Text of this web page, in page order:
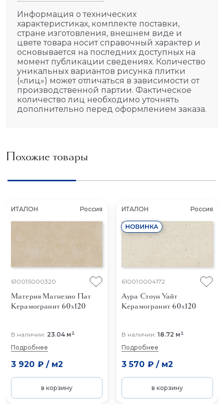
Информация о технических
характеристиках, комплекте поставки,
стране изготовления, внешнем виде и
цвете товара носит справочный характер и
основывается на последних доступных на
момент публикации сведениях. Количество
уникальных вариантов рисунка плитки
(«лиц») может отличаться в зависимости от
производственной партии. Фактическое
количество лиц необходимо уточнять
дополнительно перед оформлением заказа.
Похожие товары
ИТАЛОН Россия
610015000320
Материя Магнезио Пат
Керамогранит 60x120
В наличии: 23.04 м2
Подробнее
3 920 ₽/ м2
в корзину
ИТАЛОН Россия
610010004172
Аура Стоун Уайт
Керамогранит 60x120
В наличии: 18.72 м2
Подробнее
3 570 ₽/ м2
в корзину